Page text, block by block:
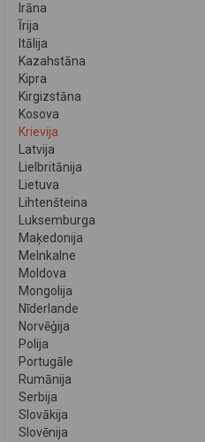
Irāna
Īrija
Itālija
Kazahstāna
Kipra
Kirgizstāna
Kosova
Krievija
Latvija
Lielbritānija
Lietuva
Lihtenšteina
Luksemburga
Maķedonija
Melnkalne
Moldova
Mongolija
Nīderlande
Norvēģija
Polija
Portugāle
Rumānija
Serbija
Slovākija
Slovēnija